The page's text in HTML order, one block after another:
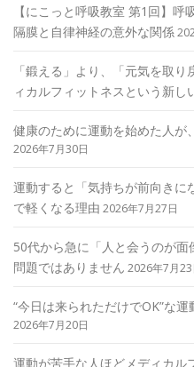
【にこっと呼吸教室 第1回】
隔膜と自律神経の意外な関係
「鍛える」より、「元気を取
ィカルフィットネスという新し
健康のために運動を始めた人が
2026年7月30日
運動すると「気持ちが前向きに
で軽くなる理由 2026年7月27日
50代から急に「人と会うのが面
問題ではありません 2026年7月23
“今日は来られただけでOK”な
2026年7月20日
運動が苦手な人ほどメディカル